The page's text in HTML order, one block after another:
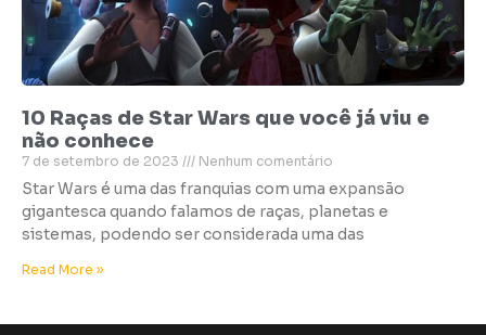
10 Raças de Star Wars que você já viu e
não conhece
7 de setembro de 2023 Nenhum comentário
Star Wars é uma das franquias com uma expansão
gigantesca quando falamos de raças, planetas e
sistemas, podendo ser considerada uma das
Read More »